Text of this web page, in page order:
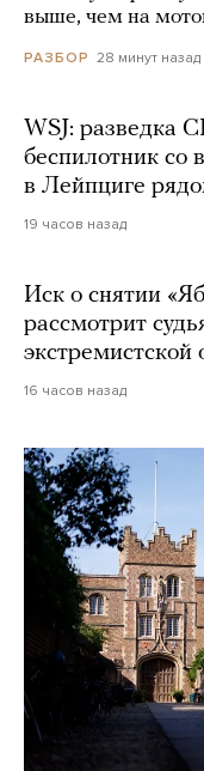
выше, чем на
РАЗБОР 28 минут назад
WSJ: разведка
беспилотник со
в Лейпциге
19 часов назад
Иск о снятии
рассмотрит
экстремистской
16 часов назад